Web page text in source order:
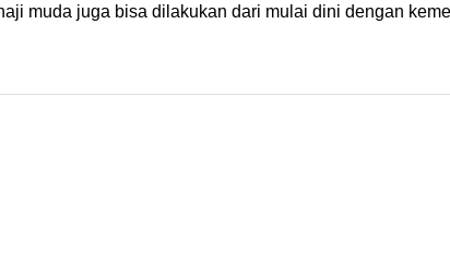
muda juga bisa dilakukan dari mulai dini dengan